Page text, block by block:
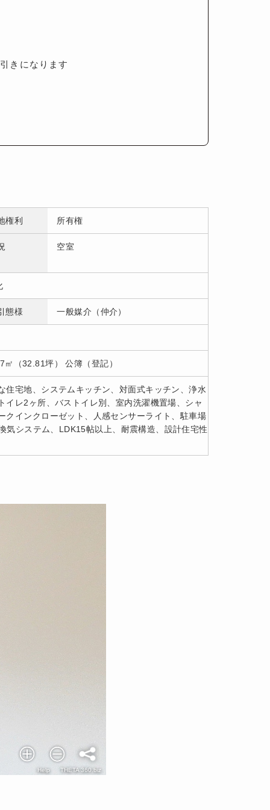
きになります
権利 所有権
空室
態様 一般媒介（仲介）
㎡（32.81坪） 公簿（登記）
宅地、システムキッチン、対面式キッチン、浄水
レ2ヶ所、バストイレ別、室内洗濯機置場、シャ
インクローゼット、人感センサーライト、駐車場
システム、LDK15帖以上、耐震構造、設計住宅性